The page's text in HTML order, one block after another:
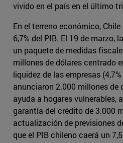
vivido en el país en el último
En el terreno económico,
6,7% del PIB. El 19 de marzo,
un paquete de medidas
millones de dólares centrado
liquidez de las empresas
anunciaron 2.000 millones de
ayuda a hogares vulnerables,
garantía del crédito de 3.000
actualización de previsiones
que el PIB chileno caerá un